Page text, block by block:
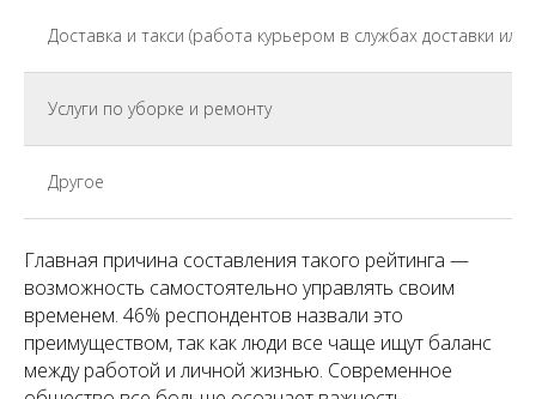
Доставка и такси (работа курьером в службах доставки или
Услуги по уборке и ремонту
Другое
Главная причина составления такого рейтинга —
возможность самостоятельно управлять своим
временем. 46% респондентов назвали это
преимуществом, так как люди все чаще ищут баланс
между работой и личной жизнью. Современное